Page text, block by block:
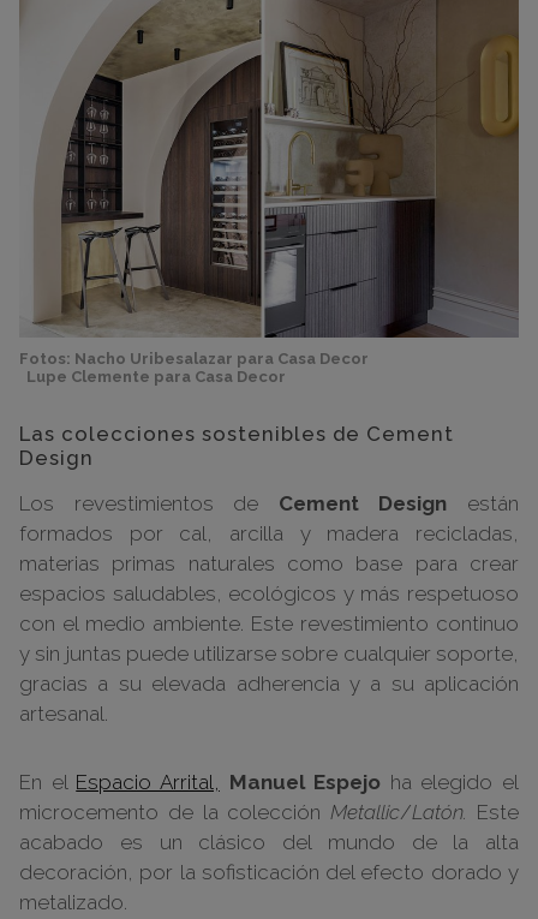
Fotos: Nacho Uribesalazar para Casa Decor
Lupe Clemente para Casa Decor
Las colecciones sostenibles de Cement
Design
Los revestimientos de Cement Design están
formados por cal, arcilla y madera recicladas,
materias primas naturales como base para crear
espacios saludables, ecológicos y más respetuoso
con el medio ambiente. Este revestimiento continuo
y sin juntas puede utilizarse sobre cualquier soporte,
gracias a su elevada adherencia y a su aplicación
artesanal.
En el Espacio Arrital, Manuel Espejo ha elegido el
microcemento de la colección Metallic/Latón. Este
acabado es un clásico del mundo de la alta
decoración, por la sofisticación del efecto dorado y
metalizado.